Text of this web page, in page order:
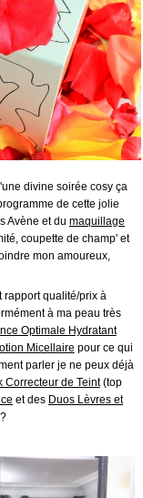
divine soirée cosy ça
de cette jolie
Avène et du maquillage
coupette de champ' et
mon amoureux,
rapport qualité/prix à
à ma peau très
Optimale Hydratant
Micellaire pour ce qui
parler je ne peux déjà
Correcteur de Teint(top
et des Duos Lèvres et